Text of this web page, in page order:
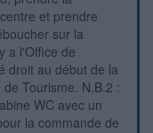
et prendre
sur la
a l'Office de
droit au début de la
Tourisme. N.B.2 :
WC avec un
la commande de